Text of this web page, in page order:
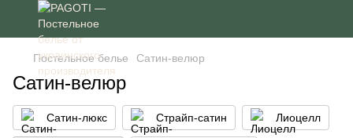
Постельное белье Сатин-велюр
Сатин-велюр
Сатин-люкс Страйп-сатин Лиоцелл